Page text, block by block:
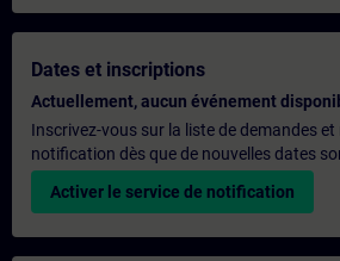
Dates et inscriptions
Actuellement, aucun événement
Inscrivez-vous sur la liste de demandes et
notification dès que de nouvelles dates
Activer le service de notification